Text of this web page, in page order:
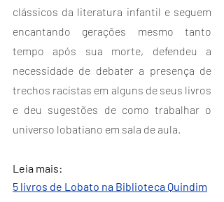
clássicos da literatura infantil e seguem
encantando gerações mesmo tanto
tempo após sua morte, defendeu a
necessidade de debater a presença de
trechos racistas em alguns de seus livros
e deu sugestões de como trabalhar o
universo lobatiano em sala de aula.
Leia mais:
5 livros de Lobato na Biblioteca Quindim